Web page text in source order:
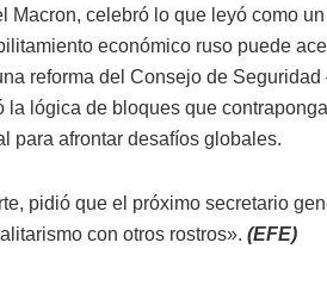
Macron, celebró lo que leyó como
económico ruso puede
reforma del Consejo de
lógica de bloques que
para afrontar desafíos globales.
pidió que el próximo secretario
con otros rostros». (EFE)